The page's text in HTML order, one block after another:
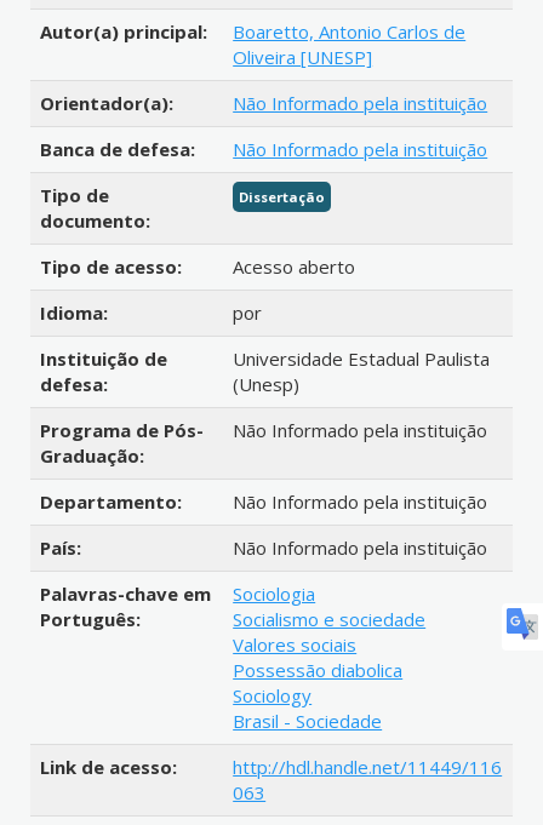
Autor(a) principal:
Boaretto, Antonio Carlos de
Oliveira [UNESP]
Orientador(a):
Não Informado pela instituição
Banca de defesa:
Não Informado pela instituição
Tipo de
documento:
Dissertação
Tipo de acesso:
Acesso aberto
Idioma:
por
Instituição de
defesa:
Universidade Estadual Paulista
(Unesp)
Programa de Pós-
Graduação:
Não Informado pela instituição
Departamento:
Não Informado pela instituição
País:
Não Informado pela instituição
Palavras-chave em
Português:
Sociologia
Socialismo e sociedade
Valores sociais
Possessão diabolica
Sociology
Brasil - Sociedade
Link de acesso:
http://hdl.handle.net/11449/116
063